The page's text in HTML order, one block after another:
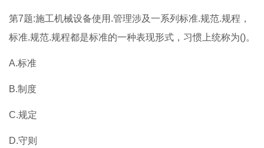
第7题:施工机械设备使用.管理涉及一系列标准.规范.规程，
标准.规范.规程都是标准的一种表现形式，习惯上统称为()。
A.标准
B.制度
C.规定
D.守则